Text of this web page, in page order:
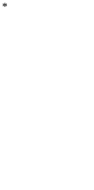
*